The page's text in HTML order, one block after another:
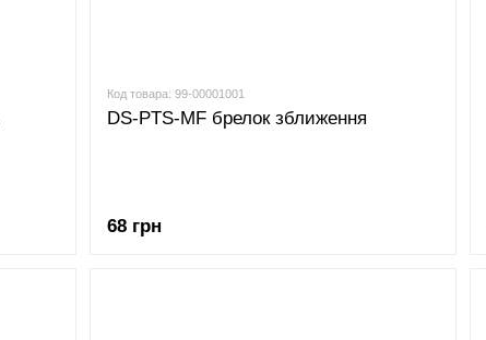
Код товара: 99-00001001
DS-PTS-MF брелок зближення
68 грн